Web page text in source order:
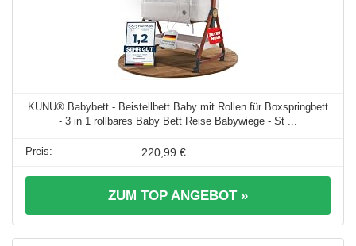
KUNU® Babybett - Beistellbett Baby mit Rollen für Boxspringbett
- 3 in 1 rollbares Baby Bett Reise Babywiege - St ...
220,99 €
ZUM TOP ANGEBOT »